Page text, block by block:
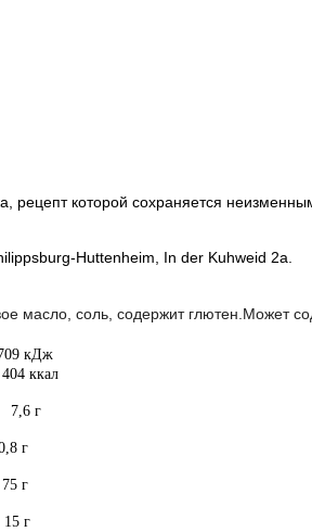
рецепт которой сохраняется
Huttenheim, In der Kuhweid 2a.
масло, соль, содержит глютен.Может
кДж
г